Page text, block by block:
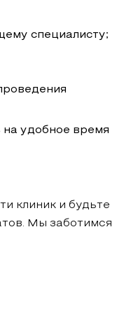
специалисту;
на удобное время
клиник и будьте
Мы заботимся